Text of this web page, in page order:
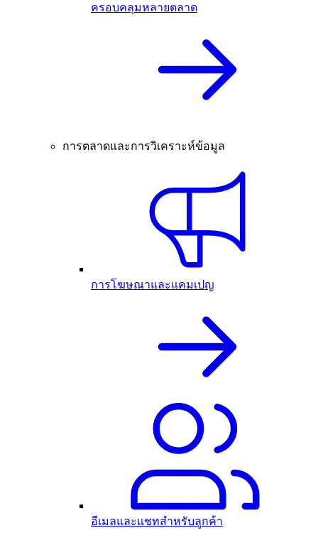
ครอบคลุมหลายตลาด
การตลาดและการวิเคราะห์ข้อมูล
การโฆษณาและแคมเปญ
อีเมลและแชทสำหรับลูกค้า